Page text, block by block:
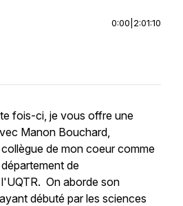
0:00 2:01:10
fois-ci, je vous offre une
Manon Bouchard,
de mon coeur comme
de
On aborde son
débuté par les sciences